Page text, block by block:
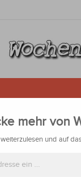
Häuser
mehr von
und auf